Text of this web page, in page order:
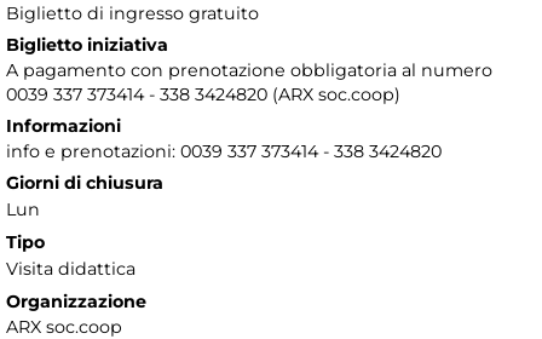
Biglietto di ingresso gratuito
Biglietto iniziativa
A pagamento con prenotazione obbligatoria al numero
0039 337 373414 - 338 3424820 (ARX soc.coop)
Informazioni
info e prenotazioni: 0039 337 373414 - 338 3424820
Giorni di chiusura
Lun
Tipo
Visita didattica
Organizzazione
ARX soc.coop